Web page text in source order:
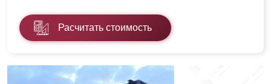
Расчитать стоимость